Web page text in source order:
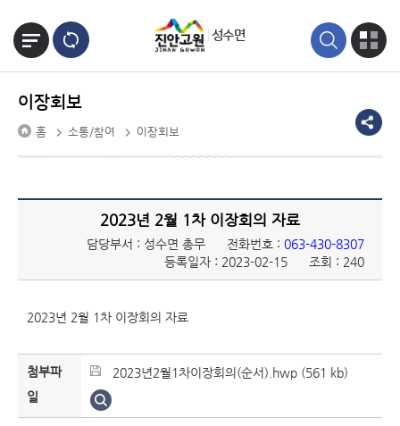
성수면
이장회보
홈 소통/참여 이장회보
2023년 2월 1차 이장회의 자료
담당부서 : 성수면 총무 전화번호 : 063-430-8307
등록일자 : 2023-02-15
조회 : 240
2023년 2월 1차 이장회의 자료
첨부파
일
2023년2월1차이장회의(순서).hwp (561 kb)